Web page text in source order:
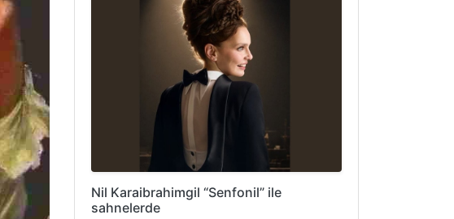
Nil Karaibrahimgil “Senfonil” ile
sahnelerde